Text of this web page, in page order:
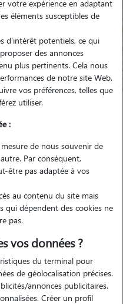
?
Pet Sitter
d'accueil
votre expérience en adaptant
éléments susceptibles de
d'intérêt potentiels, ce qui
des annonces
plus pertinents. Cela nous
de notre site Web.
vos préférences, telles que
utiliser.
:
de nous souvenir de
Par conséquent,
être pas adaptée à vos
au contenu du site mais
qui dépendent des cookies ne
pas.
vos données ?
du terminal pour
de géolocalisation précises.
annonces publicitaires.
Créer un profil